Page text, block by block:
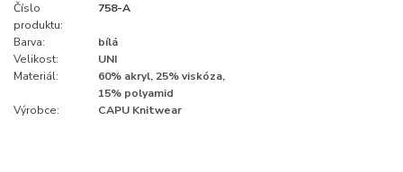
Číslo
produktu:
758-A
Barva:
bílá
Velikost:
UNI
Materiál:
60% akryl, 25% viskóza,
15% polyamid
Výrobce:
CAPU Knitwear